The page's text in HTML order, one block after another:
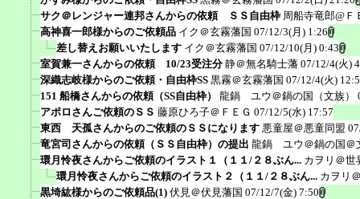
サク＠レンジャー連邦さんからの依頼 ＳＳ自由枠 周船寺竜郎@Ｆ
高神喜一郎様からのご依頼品 イク＠玄霧藩国 07/12/3(月) 1:26
差し替えお願いいたします イク＠玄霧藩国 07/12/10(月) 0:43
室賀兼一さんからの依頼 10/23受注分 静＠無名騎士藩 07/12/4(火)
深織志岐様からのご依頼・自由枠SS 黒霧＠玄霧藩国 07/12/4(火)
151 船橋さんからの依頼（SS自由枠）
龍鍋 ユウ＠鍋の国（文族）
アポロさんご依頼のＳＳ 藤原ひろ子＠ＦＥＧ 07/12/5(水) 17:57
東西 天孤さんからのご依頼のＳＳになります 悪童屋＠悪童同盟
竜宮司さんからの依頼（ＳＳ自由枠）の提出 龍鍋 ユウ＠鍋の国＠
環月怜夜さんからご依頼のイラスト１（１１/２８ぶん... カヲリ＠世
環月怜夜さんからご依頼のイラスト２（１１/２８ぶん... カヲリ
黒埼紘様からのご依頼品(1) 伏見＠伏見藩国 07/12/7(金) 7:50